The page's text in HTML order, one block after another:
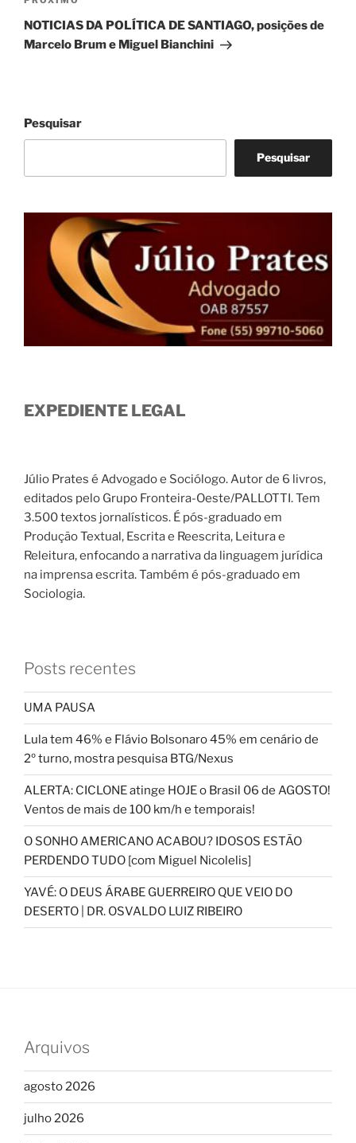
post
NOTICIAS DA POLÍTICA DE SANTIAGO, posições de
Marcelo Brum e Miguel Bianchini
Pesquisar
Pesquisar
EXPEDIENTE LEGAL
Júlio Prates é Advogado e Sociólogo. Autor de 6 livros,
editados pelo Grupo Fronteira-Oeste/PALLOTTI. Tem
3.500 textos jornalísticos. É pós-graduado em
Produção Textual, Escrita e Reescrita, Leitura e
Releitura, enfocando a narrativa da linguagem jurídica
na imprensa escrita. Também é pós-graduado em
Sociologia.
Posts recentes
UMA PAUSA
Lula tem 46% e Flávio Bolsonaro 45% em cenário de
2º turno, mostra pesquisa BTG/Nexus
ALERTA: CICLONE atinge HOJE o Brasil 06 de AGOSTO!
Ventos de mais de 100 km/h e temporais!
O SONHO AMERICANO ACABOU? IDOSOS ESTÃO
PERDENDO TUDO [com Miguel Nicolelis]
YAVÉ: O DEUS ÁRABE GUERREIRO QUE VEIO DO
DESERTO | DR. OSVALDO LUIZ RIBEIRO
Arquivos
agosto 2026
julho 2026